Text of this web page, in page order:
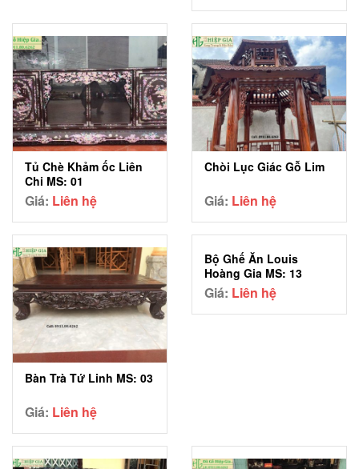
Tủ Chè Khảm ốc Liên
Chi MS: 01
Giá: Liên hệ
Chòi Lục Giác Gỗ Lim
Giá: Liên hệ
Bàn Trà Tứ Linh MS: 03
Giá: Liên hệ
Bộ Ghế Ăn Louis
Hoàng Gia MS: 13
Giá: Liên hệ